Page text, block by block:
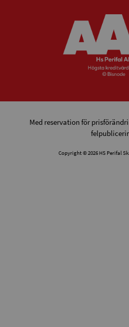
Med reservation för
Copyright © 2026 HS Perifal